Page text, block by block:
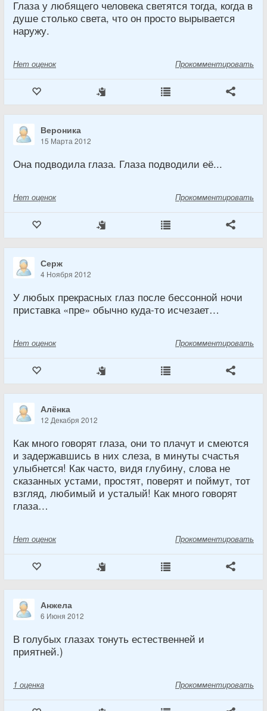
Глаза у любящего человека светятся тогда, когда в
душе столько света, что он просто вырывается
наружу.
Нет оценок Прокомментировать
Вероника
15 Марта 2012
Она подводила глаза. Глаза подводили её...
Нет оценок Прокомментировать
Серж
4 Ноября 2012
У любых прекрасных глаз после бессонной ночи
приставка «пре» обычно куда-то исчезает…
Нет оценок Прокомментировать
Алёнка
12 Декабря 2012
Как много говорят глаза, они то плачут и смеются
и задержавшись в них слеза, в минуты счастья
улыбнется! Как часто, видя глубину, слова не
сказанных устами, простят, поверят и поймут, тот
взгляд, любимый и усталый! Как много говорят
глаза…
Нет оценок Прокомментировать
Анжела
6 Июня 2012
В голубых глазах тонуть естественней и
приятней.)
1 оценка Прокомментировать